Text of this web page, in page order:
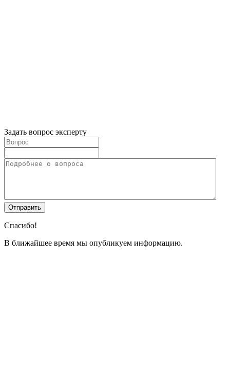
Задать вопрос эксперту
Спасибо!
В ближайшее время мы опубликуем информацию.